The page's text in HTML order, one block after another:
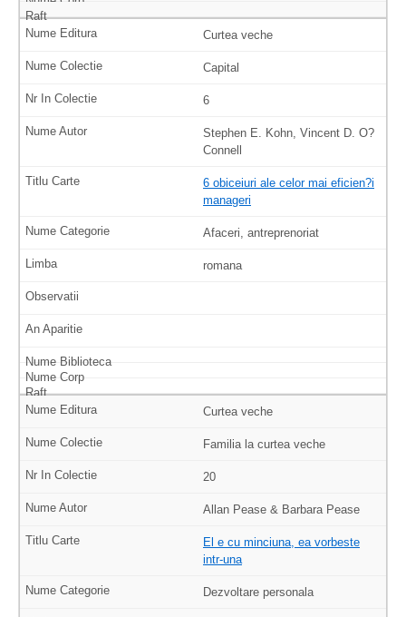
Curtea veche
Capital
6
Stephen E. Kohn, Vincent D. O?
Connell
6 obiceiuri ale celor mai eficien?i
manageri
Afaceri, antreprenoriat
romana
Curtea veche
Familia la curtea veche
20
Allan Pease & Barbara Pease
El e cu minciuna, ea vorbeste
intr-una
Dezvoltare personala